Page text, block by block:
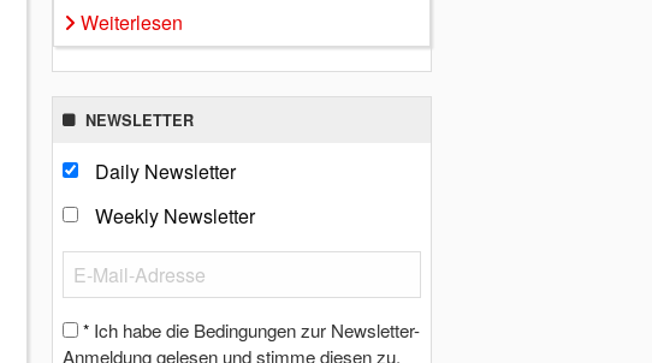
Weiterlesen
NEWSLETTER
Daily Newsletter
Weekly Newsletter
* Ich habe die Bedingungen zur Newsletter-
Anmeldung gelesen und stimme diesen zu.